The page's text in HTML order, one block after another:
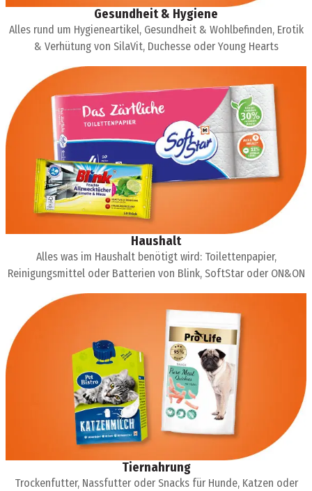
Gesundheit & Hygiene
Alles rund um Hygieneartikel, Gesundheit & Wohlbefinden, Erotik
& Verhütung von SilaVit, Duchesse oder Young Hearts
Haushalt
Alles was im Haushalt benötigt wird: Toilettenpapier,
Reinigungsmittel oder Batterien von Blink, SoftStar oder ON&ON
Tiernahrung
Trockenfutter, Nassfutter oder Snacks für Hunde, Katzen oder